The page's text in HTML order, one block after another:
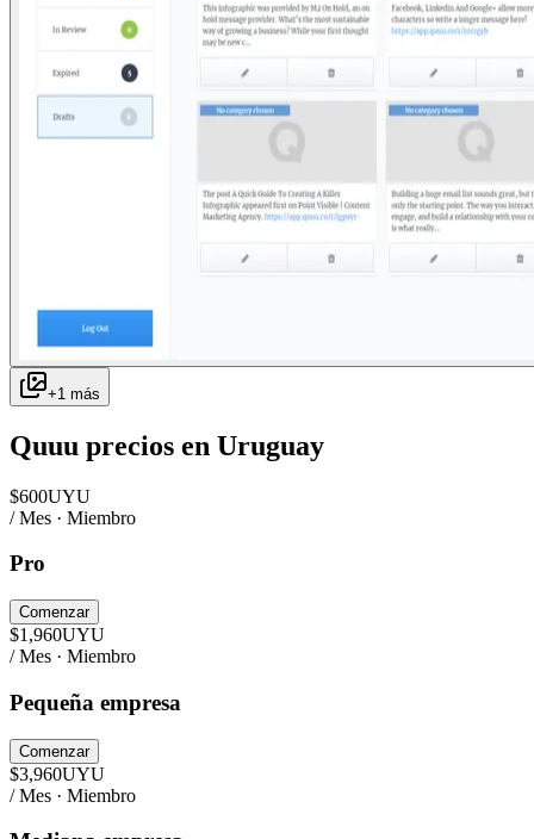
+1 más
Quuu precios en Uruguay
$600UYU
/ Mes · Miembro
Pro
Comenzar
$1,960UYU
/ Mes · Miembro
Pequeña empresa
Comenzar
$3,960UYU
/ Mes · Miembro